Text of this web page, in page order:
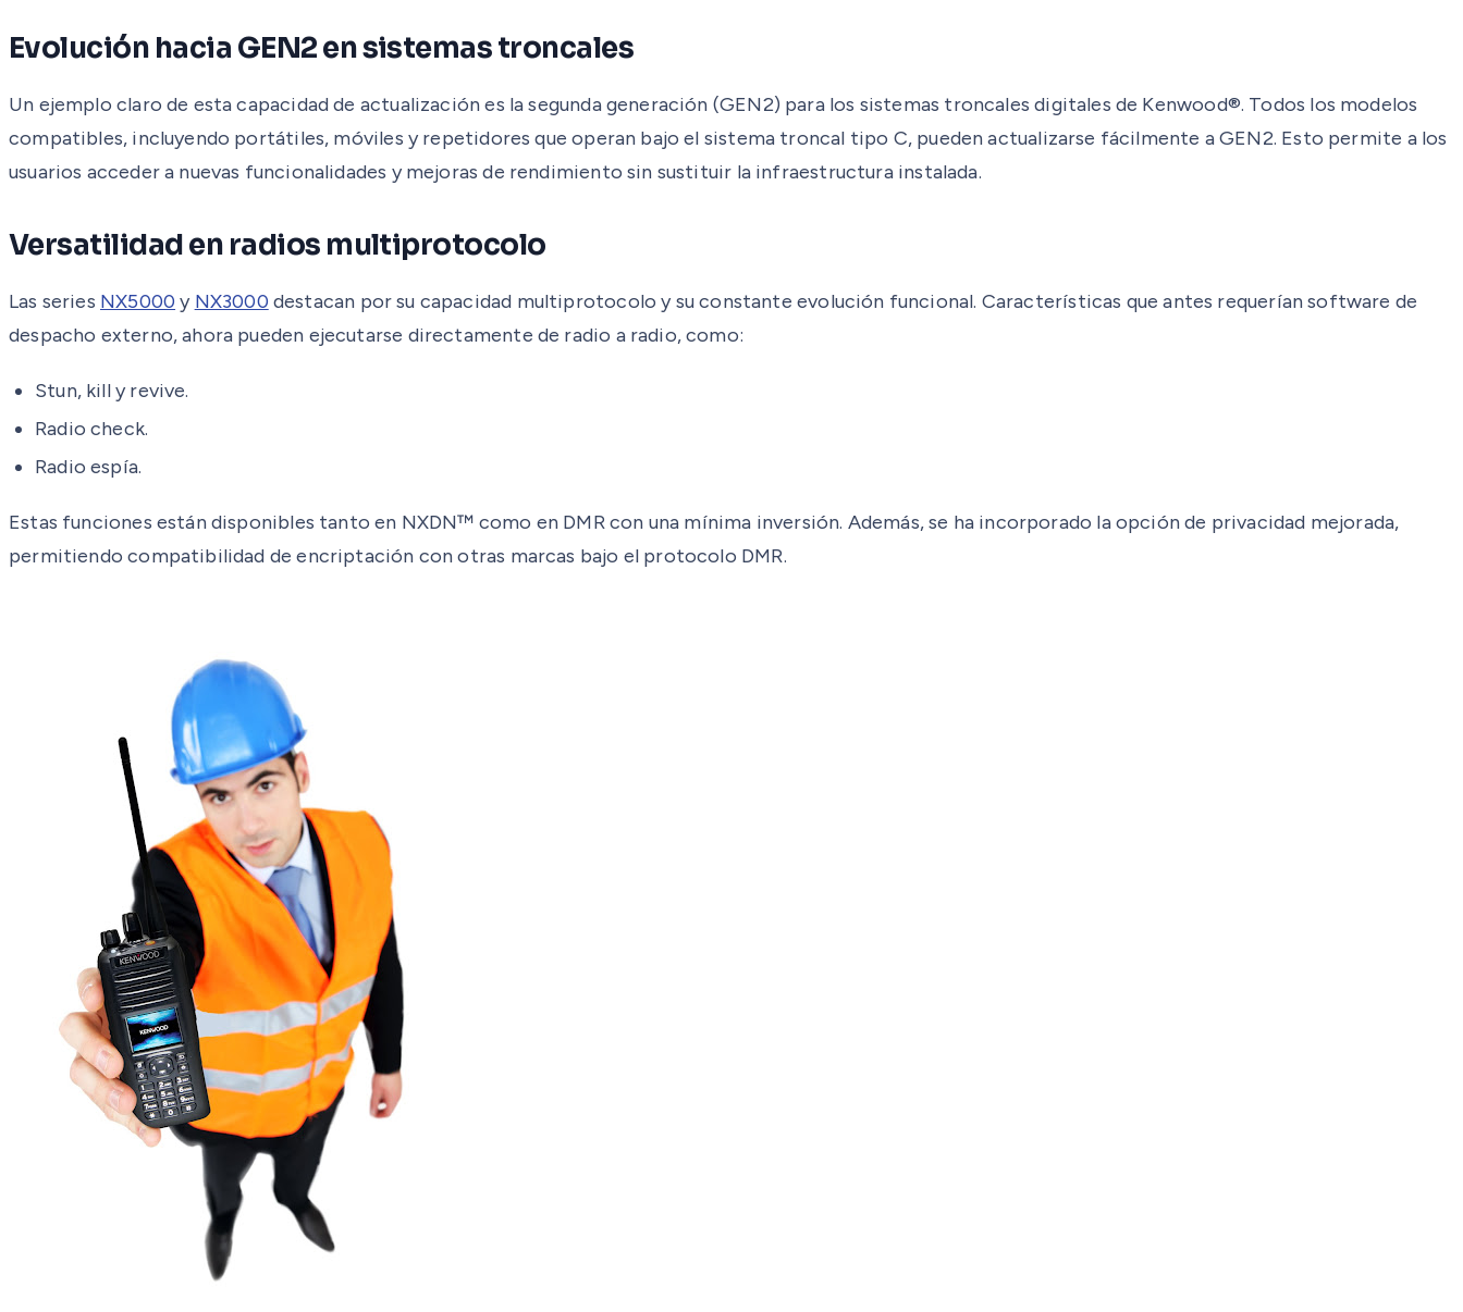
Evolución hacia GEN2 en sistemas troncales
Un ejemplo claro de esta capacidad de actualización es la segunda generación (GEN2) para los sistemas troncales digitales de Kenwood®. Todos los modelos
compatibles, incluyendo portátiles, móviles y repetidores que operan bajo el sistema troncal tipo C, pueden actualizarse fácilmente a GEN2. Esto permite a los
usuarios acceder a nuevas funcionalidades y mejoras de rendimiento sin sustituir la infraestructura instalada.
Versatilidad en radios multiprotocolo
Las series NX5000 y NX3000 destacan por su capacidad multiprotocolo y su constante evolución funcional. Características que antes requerían software de
despacho externo, ahora pueden ejecutarse directamente de radio a radio, como:
Stun, kill y revive.
Radio check.
Radio espía.
Estas funciones están disponibles tanto en NXDN™ como en DMR con una mínima inversión. Además, se ha incorporado la opción de privacidad mejorada,
permitiendo compatibilidad de encriptación con otras marcas bajo el protocolo DMR.